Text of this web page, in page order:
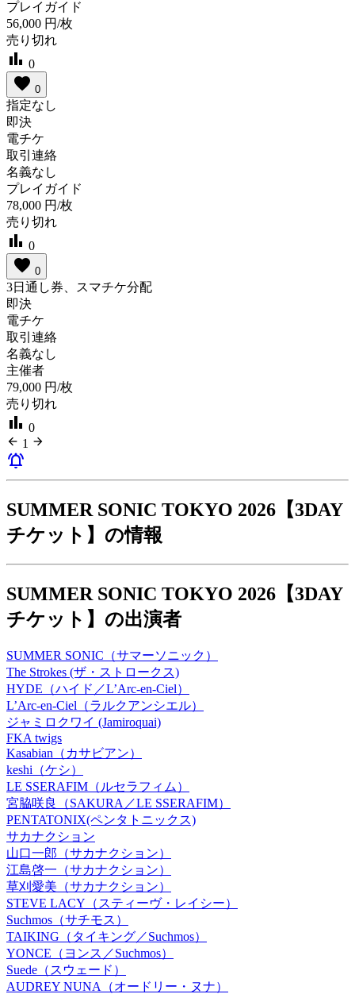
プレイガイド
56,000 円/枚
売り切れ
bar_chart 0
favorite 0
指定なし
即決
電チケ
取引連絡
名義なし
プレイガイド
78,000 円/枚
売り切れ
bar_chart 0
favorite 0
3日通し券、スマチケ分配
即決
電チケ
取引連絡
名義なし
主催者
79,000 円/枚
売り切れ
bar_chart 0
arrow_back 1 arrow_forward
notifications_active
SUMMER SONIC TOKYO 2026【3DAY
チケット】の情報
SUMMER SONIC TOKYO 2026【3DAY
チケット】の出演者
SUMMER SONIC（サマーソニック）
The Strokes (ザ・ストロークス)
HYDE（ハイド／L’Arc-en-Ciel）
L’Arc-en-Ciel（ラルクアンシエル）
ジャミロクワイ (Jamiroquai)
FKA twigs
Kasabian（カサビアン）
keshi（ケシ）
LE SSERAFIM（ルセラフィム）
宮脇咲良（SAKURA／LE SSERAFIM）
PENTATONIX(ペンタトニックス)
サカナクション
山口一郎（サカナクション）
江島啓一（サカナクション）
草刈愛美（サカナクション）
STEVE LACY（スティーヴ・レイシー）
Suchmos（サチモス）
TAIKING（タイキング／Suchmos）
YONCE（ヨンス／Suchmos）
Suede（スウェード）
AUDREY NUNA（オードリー・ヌナ）